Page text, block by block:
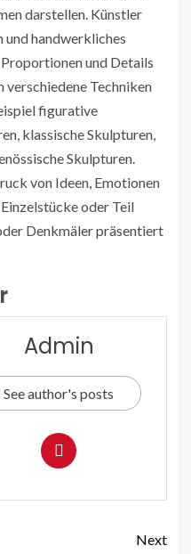
darstellen. Künstler
handwerkliches
Proportionen und Details
verschiedene Techniken
figurative
klassische Skulpturen,
Skulpturen.
von Ideen, Emotionen
oder Teil
Denkmäler präsentiert
Admin
See author's posts
Next